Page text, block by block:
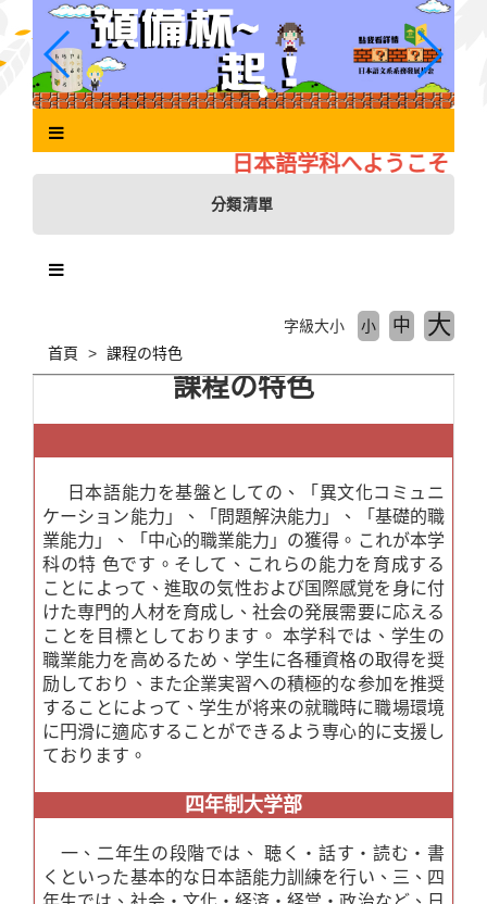
主
日本語学科へようこそ
分類清單
首頁 課程の特色
字級大小 小 中 大
課程の特色
日本語能力を基盤としての、「異文化コミュニ
ケーション能力」、「問題解決能力」、「基礎的職
業能力」、「中心的職業能力」の獲得。これが本学
科の特 色です。そして、これらの能力を育成する
ことによって、進取の気性および国際感覚を身に付
けた専門的人材を育成し、社会の発展需要に応える
ことを目標としております。 本学科では、学生の
職業能力を高めるため、学生に各種資格の取得を奨
励しており、また企業実習への積極的な参加を推奨
することによって、学生が将来の就職時に職場環境
に円滑に適応することができるよう専心的に支援し
ております。
四年制大学部
一、二年生の段階では、 聴く・話す・読む・書
くといった基本的な日本語能力訓練を行い、三、四